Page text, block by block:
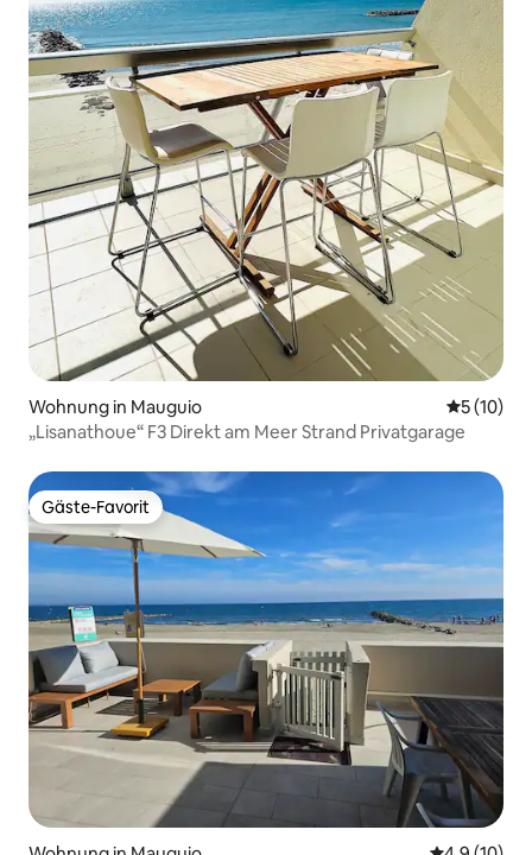
Wohnung in Mauguio
5 (10)
„Lisanathoue“ F3 Direkt am Meer Strand Privatgarage
Gäste-Favorit
Gäste-Favorit